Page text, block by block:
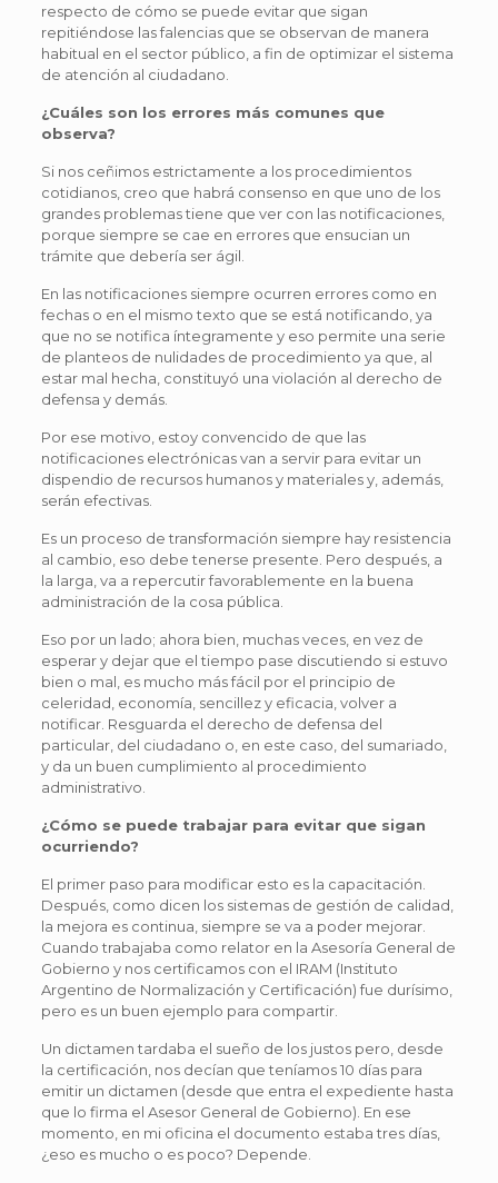
respecto de cómo se puede evitar que sigan
repitiéndose las falencias que se observan de manera
habitual en el sector público, a fin de optimizar el sistema
de atención al ciudadano.
¿Cuáles son los errores más comunes que
observa?
Si nos ceñimos estrictamente a los procedimientos
cotidianos, creo que habrá consenso en que uno de los
grandes problemas tiene que ver con las notificaciones,
porque siempre se cae en errores que ensucian un
trámite que debería ser ágil.
En las notificaciones siempre ocurren errores como en
fechas o en el mismo texto que se está notificando, ya
que no se notifica íntegramente y eso permite una serie
de planteos de nulidades de procedimiento ya que, al
estar mal hecha, constituyó una violación al derecho de
defensa y demás.
Por ese motivo, estoy convencido de que las
notificaciones electrónicas van a servir para evitar un
dispendio de recursos humanos y materiales y, además,
serán efectivas.
Es un proceso de transformación siempre hay resistencia
al cambio, eso debe tenerse presente. Pero después, a
la larga, va a repercutir favorablemente en la buena
administración de la cosa pública.
Eso por un lado; ahora bien, muchas veces, en vez de
esperar y dejar que el tiempo pase discutiendo si estuvo
bien o mal, es mucho más fácil por el principio de
celeridad, economía, sencillez y eficacia, volver a
notificar. Resguarda el derecho de defensa del
particular, del ciudadano o, en este caso, del sumariado,
y da un buen cumplimiento al procedimiento
administrativo.
¿Cómo se puede trabajar para evitar que sigan
ocurriendo?
El primer paso para modificar esto es la capacitación.
Después, como dicen los sistemas de gestión de calidad,
la mejora es continua, siempre se va a poder mejorar.
Cuando trabajaba como relator en la Asesoría General de
Gobierno y nos certificamos con el IRAM (Instituto
Argentino de Normalización y Certificación) fue durísimo,
pero es un buen ejemplo para compartir.
Un dictamen tardaba el sueño de los justos pero, desde
la certificación, nos decían que teníamos 10 días para
emitir un dictamen (desde que entra el expediente hasta
que lo firma el Asesor General de Gobierno). En ese
momento, en mi oficina el documento estaba tres días,
¿eso es mucho o es poco? Depende.